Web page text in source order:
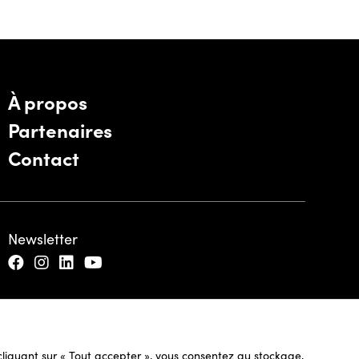
sur « Tout accepter », vous consentez au stockage,
À propos
Partenaires
Contact
Newsletter